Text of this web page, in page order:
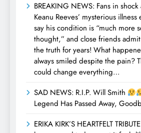
BREAKING NEWS: Fans in
Keanu Reeves’ mysterious
say his condition is “much more
thought,” and close friends
the truth for years! What
always smiled despite the pain?
could change everything…
SAD NEWS: R.I.P. Will Smith
Legend Has Passed Away,
ERIKA KIRK’S HEARTFELT